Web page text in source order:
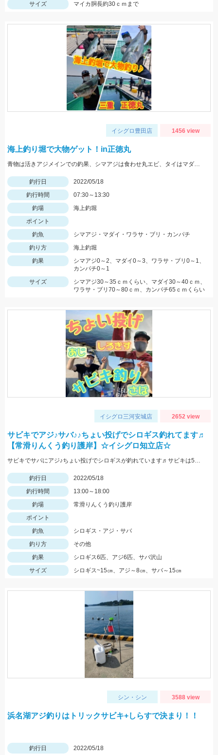
サイズ
マイカ胴長約30ｃｍまで
イシグロ豊田店 1456 view
海上釣り堀で大物ゲット！in正徳丸
青物は活きアジメインでの釣果、シマアジは食わせ丸エビ、タイはマダイイエローが効果的でした。
釣行日
2022/05/18
釣行時間
07:30～13:30
釣場
海上釣堀
ポイント
釣魚
シマアジ・マダイ・ワラサ・ブリ・カンパチ
釣り方
海上釣堀
釣果
シマアジ0～2、マダイ0～3、ワラサ・ブリ0～1、
カンパチ0～1
サイズ
シマアジ30～35ｃｍくらい、マダイ30～40ｃｍ、
ワラサ・ブリ70～80ｃｍ、カンパチ65ｃｍくらい
イシグロ三河安城店 2652 view
サビキでアジ♪サバ♪♪ちょい投げでシロギス釣れてます♬
【常滑りんくう釣り護岸】☆イシグロ知立店☆
サビキでサバにアジ♪ちょい投げでシロギスが釣れています♬サビキは5号前後の針がオススメです☆
釣行日
2022/05/18
釣行時間
13:00～18:00
釣場
常滑りんくう釣り護岸
ポイント
釣魚
シロギス・アジ・サバ
釣り方
その他
釣果
シロギス6匹、アジ6匹、サバ沢山
サイズ
シロギス~15㎝、アジ～8㎝、サバ～15㎝
シン・シン 3588 view
浜名湖アジ釣りはトリックサビキ+しらすで決まり！！
釣行日 2022/05/18